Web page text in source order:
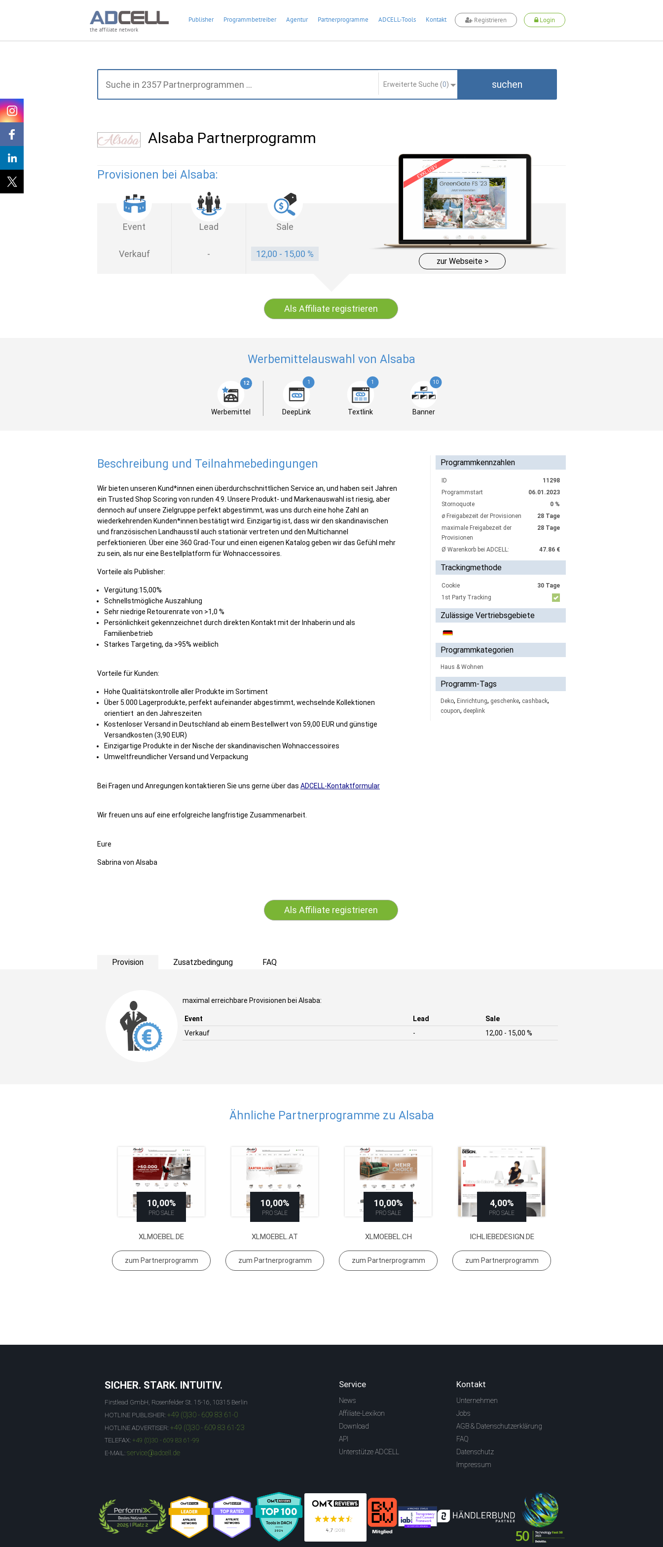
the affiliate network
Publisher Programmbetreiber Agentur Partnerprogramme ADCELL-Tools Kontakt Registrieren Login
Erweiterte Suche (0) suchen
Alsaba Partnerprogramm
Provisionen bei Alsaba:
Event Lead Sale
Verkauf - 12,00 - 15,00 %
EXKLUSIV
zur Webseite >
Als Affiliate registrieren
Werbemittelauswahl von Alsaba
12
Werbemittel
1
DeepLink
1
Textlink
10
Banner
Beschreibung und Teilnahmebedingungen
Wir bieten unseren Kund*innen einen überdurchschnittlichen Service an, und haben seit Jahren
ein Trusted Shop Scoring von runden 4.9. Unsere Produkt- und Markenauswahl ist riesig, aber
dennoch auf unsere Zielgruppe perfekt abgestimmt, was uns durch eine hohe Zahl an
wiederkehrenden Kunden*innen bestätigt wird. Einzigartig ist, dass wir den skandinavischen
und französischen Landhausstil auch stationär vertreten und den Multichannel
perfektionieren. Über eine 360 Grad-Tour und einen eigenen Katalog geben wir das Gefühl mehr
zu sein, als nur eine Bestellplatform für Wohnaccessoires.
Vorteile als Publisher:
Vergütung:15,00%
Schnellstmögliche Auszahlung
Sehr niedrige Retourenrate von >1,0 %
Persönlichkeit gekennzeichnet durch direkten Kontakt mit der Inhaberin und als
Familienbetrieb
Starkes Targeting, da >95% weiblich
Vorteile für Kunden:
Hohe Qualitätskontrolle aller Produkte im Sortiment
Über 5.000 Lagerprodukte, perfekt aufeinander abgestimmt, wechselnde Kollektionen
orientiert an den Jahreszeiten
Kostenloser Versand in Deutschland ab einem Bestellwert von 59,00 EUR und günstige
Versandkosten (3,90 EUR)
Einzigartige Produkte in der Nische der skandinavischen Wohnaccessoires
Umweltfreundlicher Versand und Verpackung
Bei Fragen und Anregungen kontaktieren Sie uns gerne über das ADCELL-Kontaktformular
Wir freuen uns auf eine erfolgreiche langfristige Zusammenarbeit.
Eure
Sabrina von Alsaba
Programmkennzahlen
ID
11298
Programmstart
06.01.2023
Stornoquote
0 %
ø Freigabezeit der Provisionen
28 Tage
maximale Freigabezeit der
Provisionen
28 Tage
Ø Warenkorb bei ADCELL: 47.86 €
Trackingmethode
Cookie
30 Tage
1st Party Tracking
Zulässige Vertriebsgebiete
Programmkategorien
Haus & Wohnen
Programm-Tags
Deko, Einrichtung, geschenke, cashback,
coupon, deeplink
Als Affiliate registrieren
Provision Zusatzbedingung FAQ
maximal erreichbare Provisionen bei Alsaba:
Event Lead
Sale
Verkauf
- 12,00 - 15,00 %
Ähnliche Partnerprogramme zu Alsaba
10,00%
PRO SALE
XLMOEBEL.DE
zum Partnerprogramm
10,00%
PRO SALE
XLMOEBEL.AT
zum Partnerprogramm
10,00%
PRO SALE
XLMOEBEL.CH
zum Partnerprogramm
4,00%
PRO SALE
ICHLIEBEDESIGN.DE
zum Partnerprogramm
SICHER. STARK. INTUITIV.
Firstlead GmbH, Rosenfelder St. 15-16, 10315 Berlin
HOTLINE PUBLISHER: +49 (0)30 - 609 83 61-0
HOTLINE ADVERTISER: +49 (0)30 - 609 83 61-23
TELEFAX: +49 (0)30 - 609 83 61-99
E-MAIL: service@adcell.de
Service
News
Affiliate-Lexikon
Download
API
Unterstütze ADCELL
Kontakt
Unternehmen
Jobs
AGB & Datenschutzerklärung
FAQ
Datenschutz
Impressum